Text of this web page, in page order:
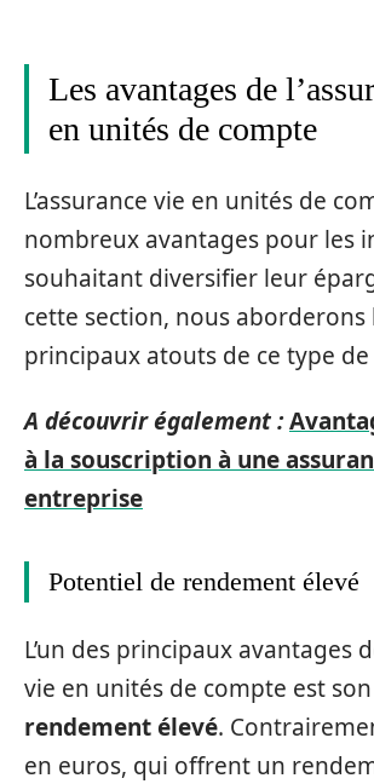
Les avantages de
en unités de compte
L’assurance vie en unités de
nombreux avantages pour les
souhaitant diversifier leur
cette section, nous aborderons
principaux atouts de ce type
A découvrir également :
à la souscription à une
entreprise
Potentiel de rendement élevé
L’un des principaux avantages
vie en unités de compte est
rendement élevé.
en euros, qui offrent un